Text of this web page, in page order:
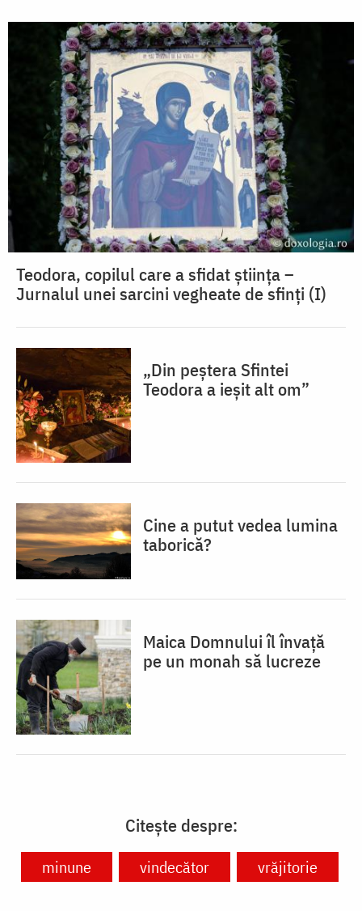
Teodora, copilul care a sfidat știința –
Jurnalul unei sarcini vegheate de sfinți (I)
„Din peștera Sfintei
Teodora a ieșit alt om”
Cine a putut vedea lumina
taborică?
Maica Domnului îl învață
pe un monah să lucreze
Citește despre:
minune vindecător vrăjitorie